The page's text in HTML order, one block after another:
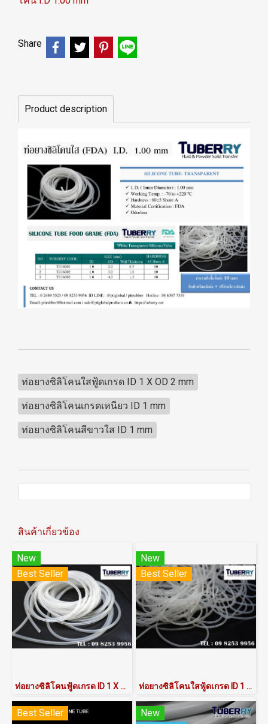
Share
Product description
ท่อยางซิลิโคนใสฟู้ดเกรด ID 1 X OD 2 mm
ท่อยางซิลิโคนเกรดเหนียว ID 1 mm
ท่อยางซิลิโคนสีขาวใส ID 1 mm
สินค้าเกี่ยวข้อง
New
Best Seller
ท่อยางซิลิโคนฟู้ดเกรด ID 1 X OD 4 mm
New
Best Seller
ท่อยางซิลิโคนใสฟู้ดเกรด ID 1 X OD 3 mm
Best Seller
New